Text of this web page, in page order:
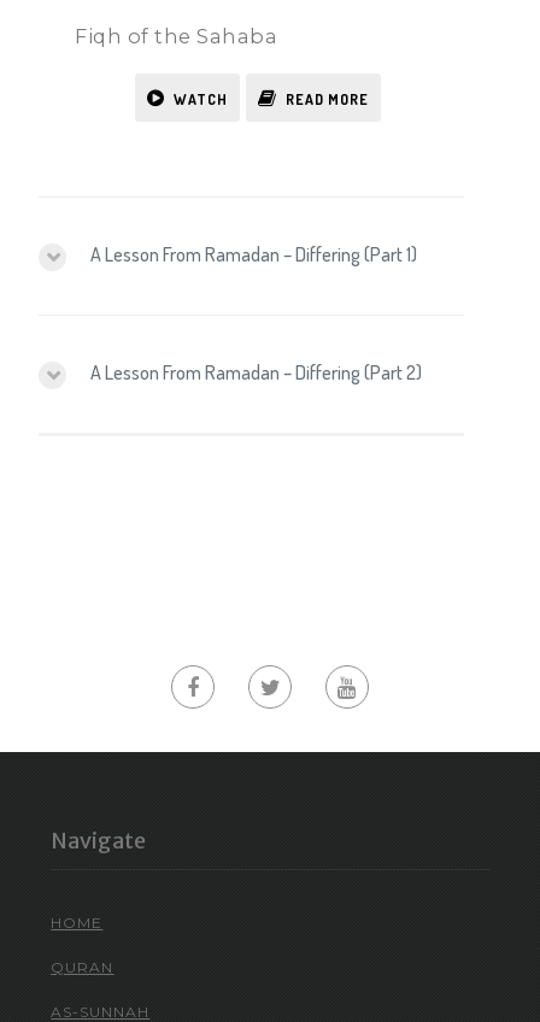
Fiqh of the Sahaba
WATCH READ MORE
A Lesson From Ramadan – Differing (Part 1)
A Lesson From Ramadan – Differing (Part 2)
Navigate
HOME
QURAN
AS-SUNNAH